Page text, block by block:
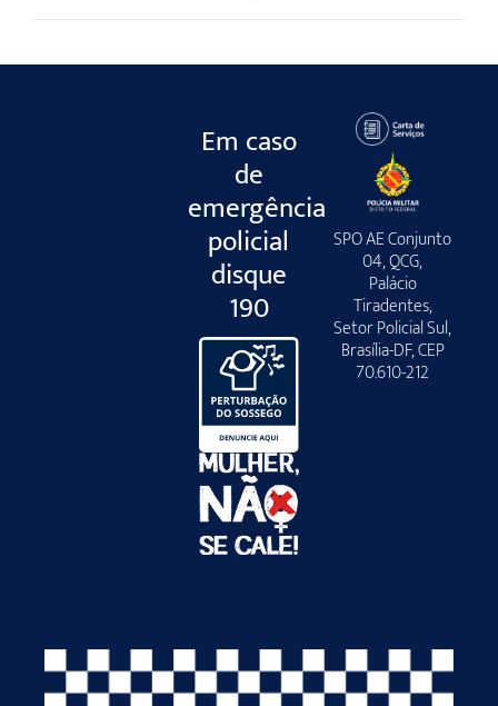
Em caso
de
emergência
policial
disque
190
SPO AE Conjunto
04, QCG,
Palácio
Tiradentes,
Setor Policial Sul,
Brasília-DF, CEP
70.610-212